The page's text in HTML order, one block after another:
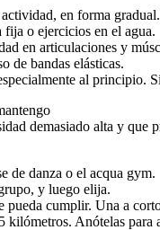
en forma gradual.
fija o ejercicios en el agua.
en articulaciones y
de bandas elásticas.
al principio.
demasiado alta y
de danza o el acqua gym.
y luego elija.
pueda cumplir. Una a
kilómetros. Anótelas para